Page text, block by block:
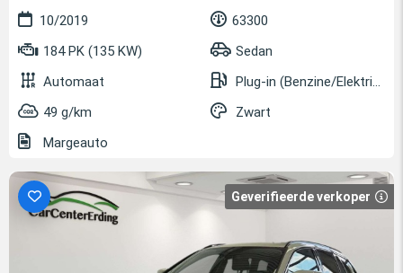
10/2019
63300
184 PK (135 KW)
Sedan
Automaat
Plug-in (Benzine/Elektrisch)
49 g/km
Zwart
Margeauto
Geverifieerde verkoper